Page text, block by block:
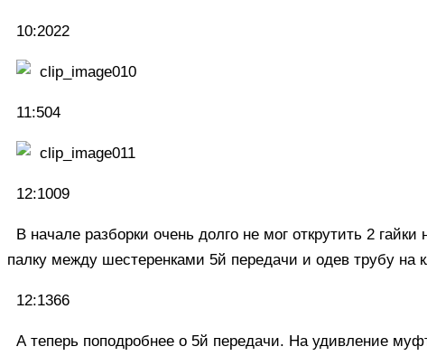
10:2022
11:504
12:1009
В начале разборки очень долго не мог открутить 2
палку между шестеренками 5й передачи и одев трубу на
12:1366
А теперь поподробнее о 5й передачи. На удивление